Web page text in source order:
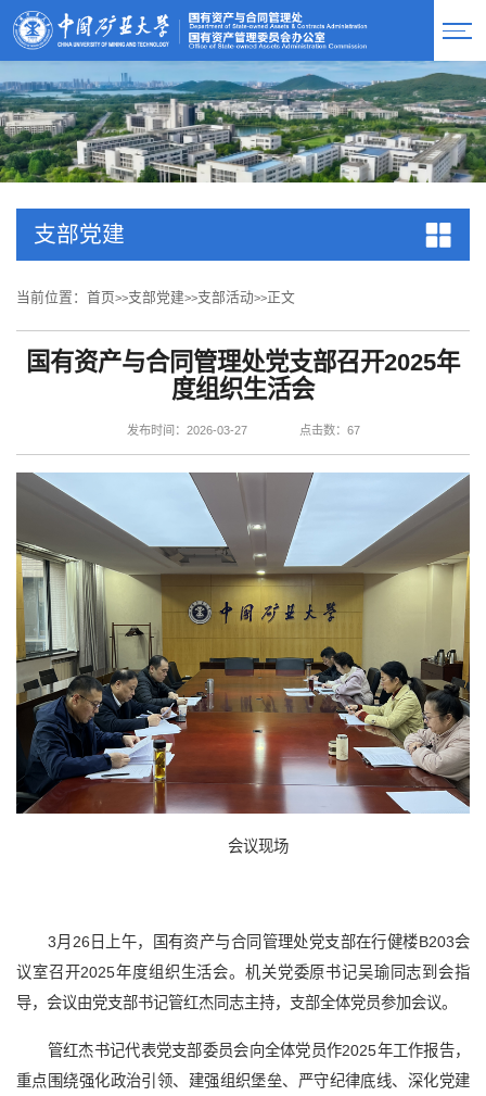
支部党建
当前位置： 首页>>支部党建>>支部活动>>正文
国有资产与合同管理处党支部召开2025年
度组织生活会
发布时间：2026-03-27 点击数： 67
会议现场
3月26日上午，国有资产与合同管理处党支部在行健楼B203会
议室召开2025年度组织生活会。机关党委原书记吴瑜同志到会指
导，会议由党支部书记管红杰同志主持，支部全体党员参加会议。
管红杰书记代表党支部委员会向全体党员作2025年工作报告，
重点围绕强化政治引领、建强组织堡垒、严守纪律底线、深化党建